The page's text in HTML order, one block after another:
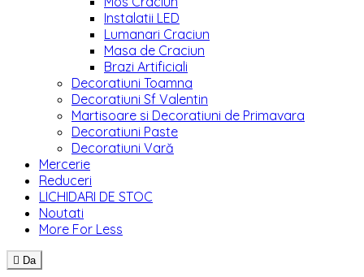
Instalatii LED
Lumanari Craciun
Masa de Craciun
Brazi Artificiali
Decoratiuni Toamna
Decoratiuni Sf Valentin
Martisoare si Decoratiuni de Primavara
Decoratiuni Paste
Decoratiuni Vară
Mercerie
Reduceri
LICHIDARI DE STOC
Noutati
More For Less
 Da